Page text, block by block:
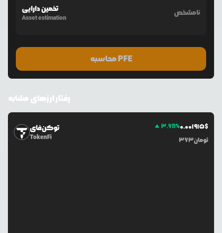
تخمین دارایی
Asset estimation
نامشخص
محاسبه PFE
رفتار ارزهای مشابه
توکن‌فای
TokenFi
3.68%0.001915$
363تومان